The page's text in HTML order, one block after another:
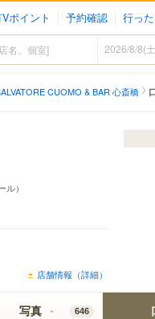
ポイント 予約確認 行っ
CUOMO & BAR 心斎橋
ル）
店舗情報（詳細）
写真 646